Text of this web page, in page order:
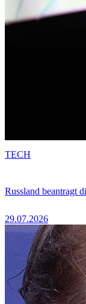
Russland beantragt
29.07.2026
TECH